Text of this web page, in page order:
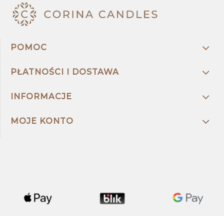
POMOC
PŁATNOŚCI I DOSTAWA
INFORMACJE
MOJE KONTO